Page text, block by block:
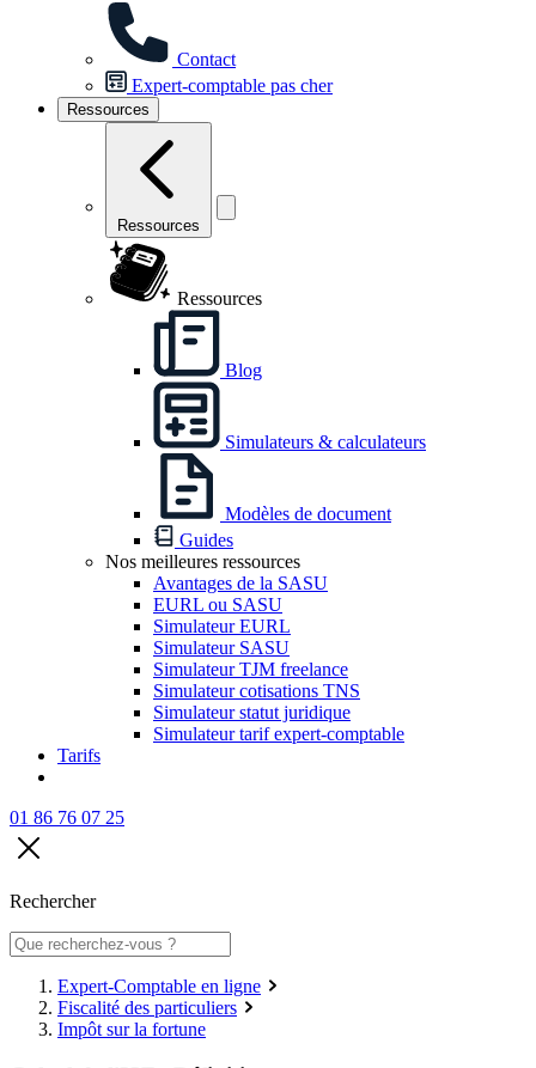
Contact
Expert-comptable pas cher
Ressources
Ressources
Ressources
Blog
Simulateurs & calculateurs
Modèles de document
Guides
Nos meilleures ressources
Avantages de la SASU
EURL ou SASU
Simulateur EURL
Simulateur SASU
Simulateur TJM freelance
Simulateur cotisations TNS
Simulateur statut juridique
Simulateur tarif expert-comptable
Tarifs
01 86 76 07 25
Rechercher
Expert-Comptable en ligne
Fiscalité des particuliers
Impôt sur la fortune